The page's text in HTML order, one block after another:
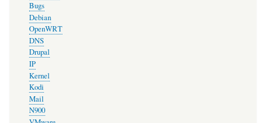
Bugs
Debian
OpenWRT
DNS
Drupal
IP
Kernel
Kodi
Mail
N900